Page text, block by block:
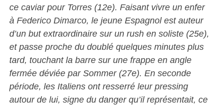
ce caviar pour Torres (12e). Faisant vivre un enfer
à Federico Dimarco, le jeune Espagnol est auteur
d’un but extraordinaire sur un rush en soliste (25e),
et passe proche du doublé quelques minutes plus
tard, touchant la barre sur une frappe en angle
fermée déviée par Sommer (27e). En seconde
période, les Italiens ont resserré leur pressing
autour de lui, signe du danger qu’il représentait, ce